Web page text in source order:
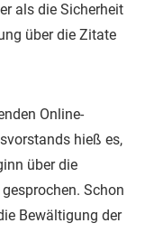
als die Sicherheit
über die Zitate
Online-
hieß es,
über die
Schon
Bewältigung der